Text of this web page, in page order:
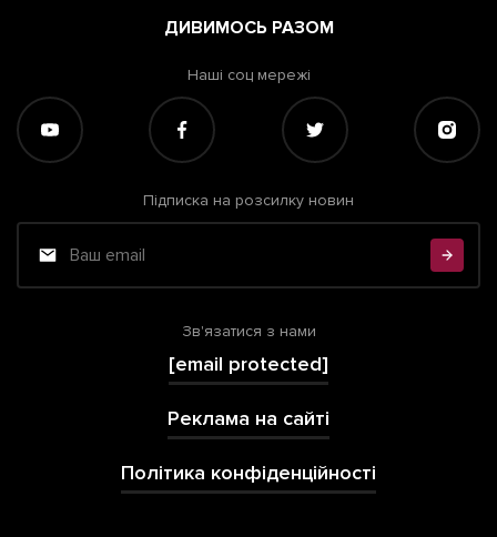
ДИВИМОСЬ РАЗОМ
Наші соц мережі
Підписка на розсилку новин
Зв'язатися з нами
[email protected]
Реклама на сайті
Політика конфіденційності